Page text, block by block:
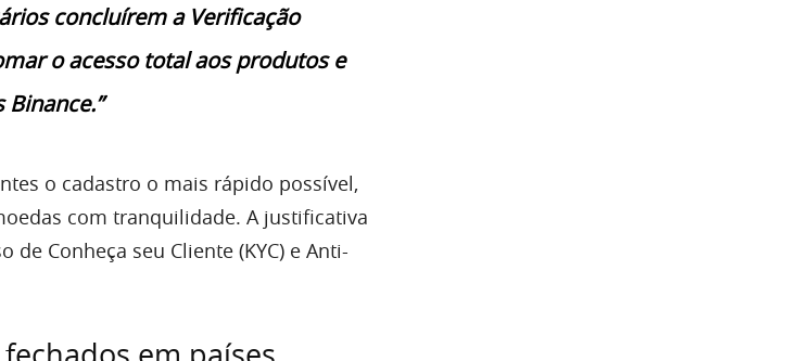
concluírem a Verificação
o acesso total aos produtos e
Binance.”
o cadastro o mais rápido possível,
com tranquilidade. A justificativa
Conheça seu Cliente (KYC) e Anti-